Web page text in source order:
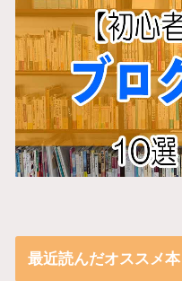
最近読んだオススメ本